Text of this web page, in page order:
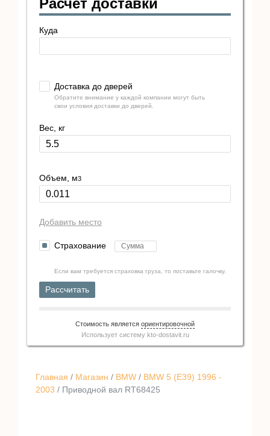
Главная / Магазин / BMW / BMW 5 (E39) 1996 -
2003 / Приводной вал RT68425
Расчет доставки
Куда
Доставка до дверей
Обратите внимание у каждой компании могут быть
свои условия доставки до дверей.
Вес, кг
Объем, м3
Добавить место
Страхование
Если вам требуется страховка груза, то поставьте галочку.
Рассчитать
Стоимость является ориентировочной
Использует систему kto-dostavit.ru